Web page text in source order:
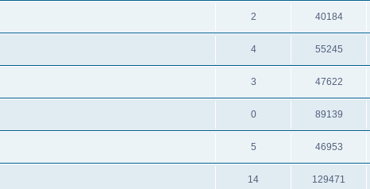
2 40184
4 55245
3 47622
0 89139
5 46953
14 129471